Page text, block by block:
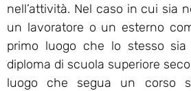
nell’attività. Nel caso in cui sia
un lavoratore o un esterno
primo luogo che lo stesso
diploma di scuola superiore
luogo che segua un corso